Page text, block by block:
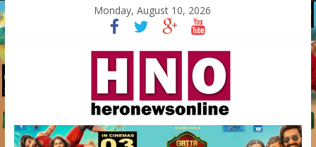
Monday, August 10, 2026